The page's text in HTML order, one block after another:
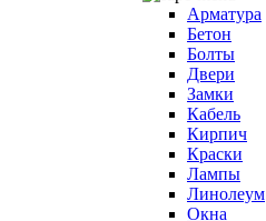
Арматура
Бетон
Болты
Двери
Замки
Кабель
Кирпич
Краски
Лампы
Линолеум
Окна